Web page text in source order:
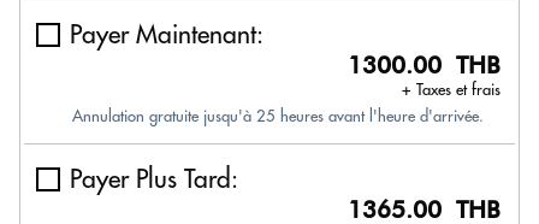
Payer Maintenant:
1300.00 THB
+ Taxes et frais
Annulation gratuite jusqu'à 25 heures avant l'heure d'arrivée.
Payer Plus Tard:
1365.00 THB